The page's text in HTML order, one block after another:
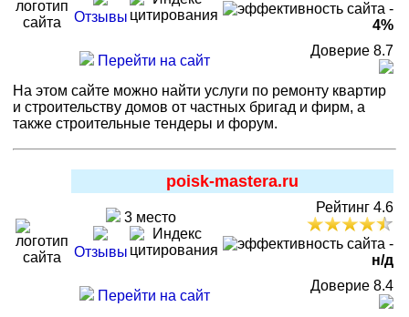
Отзывы
-
4%
Перейти на сайт
Доверие 8.7
На этом сайте можно найти услуги по ремонту квартир
и строительству домов от частных бригад и фирм, а
также строительные тендеры и форум.
poisk-mastera.ru
3 место
Отзывы
Рейтинг 4.6
-
н/д
Перейти на сайт
Доверие 8.4